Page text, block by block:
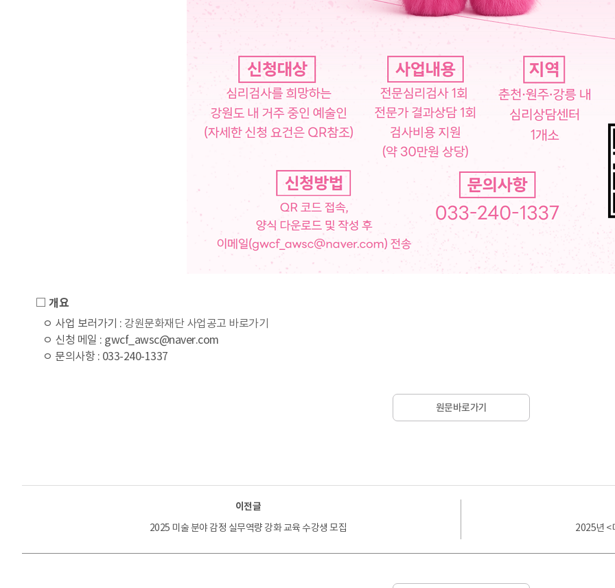
□ 개요
ㅇ 사업 보러가기 : 강원문화재단 사업공고 바로가기
ㅇ 신청 메일 : gwcf_awsc@naver.com
ㅇ 문의사항 : 033-240-1337
원문바로가기
이전글
2025 미술 분야 감정 실무역량 강화 교육 수강생 모집
2025년 <